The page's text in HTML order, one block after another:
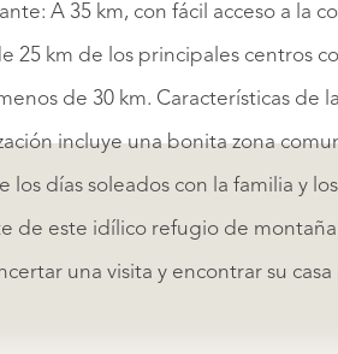
A 35 km, con fácil acceso a la
25 km de los principales centros
de 30 km. Características de
incluye una bonita zona
días soleados con la familia y
de este idílico refugio de
una visita y encontrar su